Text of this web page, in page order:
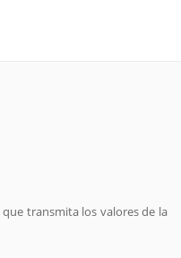
transmita los valores de la